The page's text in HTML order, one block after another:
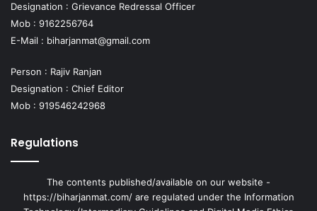
Designation : Grievance Redressal Officer
Mob : 9162256764
E-Mail : biharjanmat@gmail.com
Person : Rajiv Ranjan
Designation : Chief Editor
Mob : 919546242968
Regulations
The contents published/available on our website -
https://biharjanmat.com/ are regulated under the Information